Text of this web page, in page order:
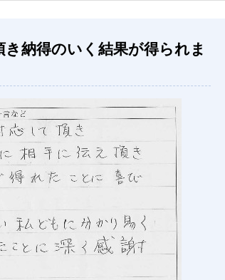
納得のいく結果が得られま